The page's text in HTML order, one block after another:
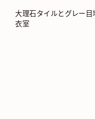
大理石タイルとグレー
衣室